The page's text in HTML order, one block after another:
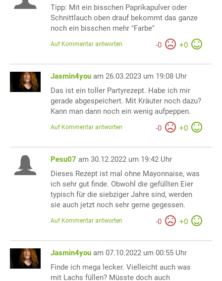
Tipp: Mit ein bisschen Paprikapulver oder
Schnittlauch oben drauf bekommt das ganze
noch ein bisschen mehr "Farbe"
-0 +0
Auf Kommentar antworten
Jasmin4you am 26.03.2023 um 19:08 Uhr
Das ist ein toller Partyrezept. Habe ich mir
gerade abgespeichert. Mit Kräuter noch dazu?
Kann man dann noch ein wenig aufpeppen.
-0 +0
Auf Kommentar antworten
Pesu07 am 30.12.2022 um 19:42 Uhr
Dieses Rezept ist mal ohne Mayonnaise, was
ich sehr gut finde. Obwohl die gefüllten Eier
typisch für die siebziger Jahre sind, werden
sie auch jetzt noch sehr gerne gegessen.
-0 +0
Auf Kommentar antworten
Jasmin4you am 07.10.2022 um 00:55 Uhr
Finde ich mega lecker. Vielleicht auch was
mit Lachs füllen? Müsste doch auch